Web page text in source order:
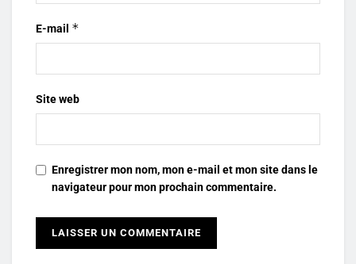
E-mail *
Site web
Enregistrer mon nom, mon e-mail et mon site dans le
navigateur pour mon prochain commentaire.